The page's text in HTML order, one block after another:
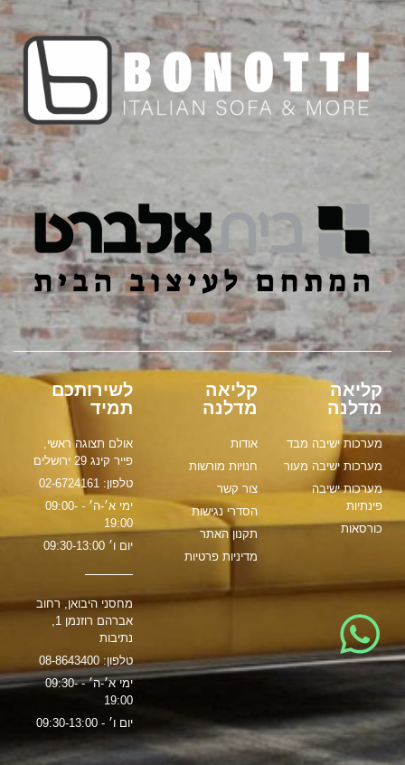
קליאה
מדלנה
מערכות ישיבה מבד
מערכות ישיבה מעור
מערכות ישיבה
פינתיות
כורסאות
קליאה
מדלנה
אודות
חנויות מורשות
צור קשר
הסדרי נגישות
תקנון האתר
מדיניות פרטיות
לשירותכם
תמיד
אולם תצוגה ראשי,
פייר קינג 29 ירושלים
טלפון: 02-6724161
ימי א׳-ה׳ - 09:00-
19:00
יום ו׳ 09:30-13:00
מחסני היבואן, רחוב
נתיבות
טלפון: 08-8643400
ימי א׳-ה׳ - 09:30-
19:00
יום ו׳ - 09:30-13:00